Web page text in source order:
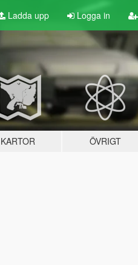
Ladda upp Logga in
KARTOR ÖVRIGT